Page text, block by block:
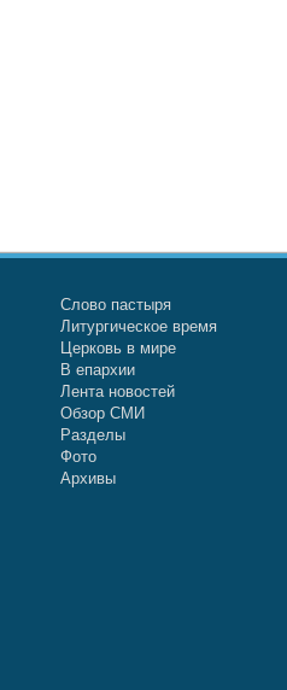
Слово пастыря
Литургическое время
Церковь в мире
В епархии
Лента новостей
Обзор СМИ
Разделы
Фото
Архивы